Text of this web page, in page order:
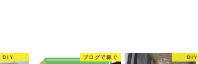
DIY ブログで稼ぐ DIY